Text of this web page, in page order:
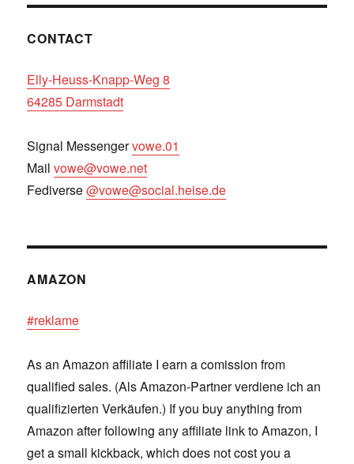
CONTACT
Elly-Heuss-Knapp-Weg 8
64285 Darmstadt
Signal Messengervowe.01
Mailvowe@vowe.net
Fediverse@vowe@social.heise.de
AMAZON
#reklame
As an Amazon affiliate I earn a comission from
qualified sales. (Als Amazon-Partner verdiene ich an
qualifizierten Verkäufen.) If you buy anything from
Amazon after following any affiliate link to Amazon, I
get a small kickback, which does not cost you a